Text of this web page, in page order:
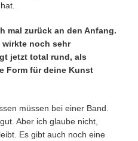
mal zurück an den Anfang.
wirkte noch sehr
jetzt total rund, als
Form für deine Kunst
müssen bei einer Band.
Aber ich glaube nicht,
Es gibt auch noch eine